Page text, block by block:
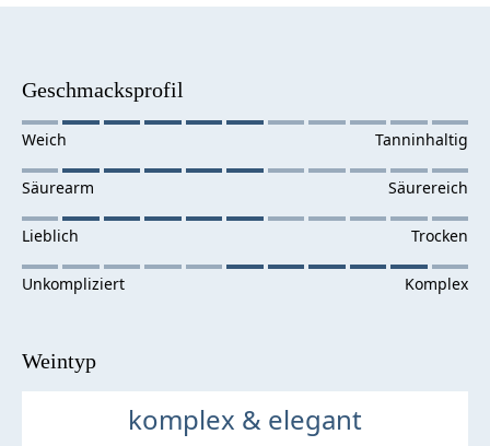
Geschmacksprofil
Weintyp
komplex & elegant